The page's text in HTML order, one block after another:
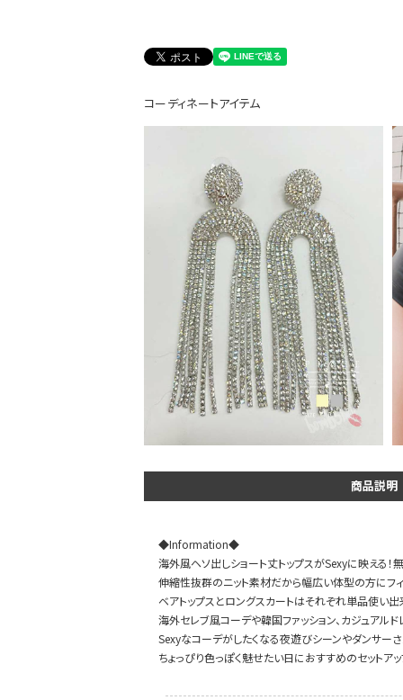
Instagram LIVE items
コーディネートアイテム
商品説明
◆Information◆
海外風ヘソ出しショート丈トップスがSexyに映える！
伸縮性抜群のニット素材だから幅広い体型の方にフ
ベアトップスとロングスカートはそれぞれ単品使い出
海外セレブ風コーデや韓国ファッション、カジュアル
Sexyなコーデがしたくなる夜遊びシーンやダンサー
ちょっぴり色っぽく魅せたい日におすすめのセットアッ